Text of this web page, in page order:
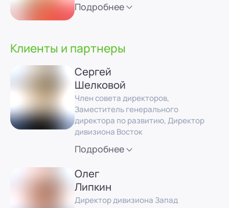
Подробнее
Клиенты и партнеры
Сергей
Шелковой
Член совета директоров,
Заместитель генерального
директора по развитию, Директор
дивизиона Восток
Подробнее
Олег
Липкин
Директор дивизиона Запад